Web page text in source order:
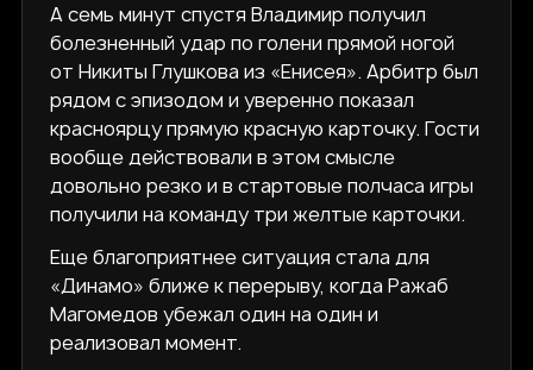
А семь минут спустя Владимир получил
болезненный удар по голени прямой ногой
от Никиты Глушкова из «Енисея». Арбитр был
рядом с эпизодом и уверенно показал
красноярцу прямую красную карточку. Гости
вообще действовали в этом смысле
довольно резко и в стартовые полчаса игры
получили на команду три желтые карточки.
Еще благоприятнее ситуация стала для
«Динамо» ближе к перерыву, когда Ражаб
Магомедов убежал один на один и
реализовал момент.